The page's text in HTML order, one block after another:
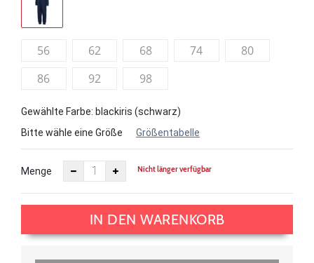
56 62 68 74
80
86
92 98
Gewählte Farbe: blackiris (schwarz)
Bitte wähle eine Größe
Größentabelle
Menge Nicht länger verfügbar
IN DEN WARENKORB